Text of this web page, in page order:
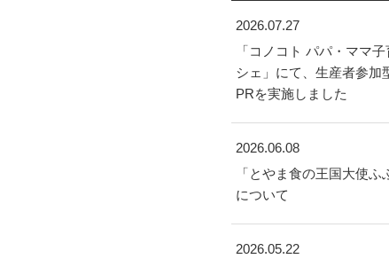
2026.07.27
「コノコト パパ・ママ
シェ」にて、生産者参加
PRを実施しました
2026.06.08
「とやま食の王国大使ふ
について
2026.05.22